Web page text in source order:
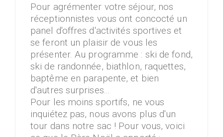
Pour agrémenter votre séjour, nos
réceptionnistes vous ont concocté un
panel d'offres d'activités sportives et
se feront un plaisir de vous les
présenter. Au programme : ski de fond,
ski de randonnée, biathlon, raquettes,
baptême en parapente, et bien
d'autres surprises...
Pour les moins sportifs, ne vous
inquiétez pas, nous avons plus d'un
tour dans notre sac ! Pour vous, voici